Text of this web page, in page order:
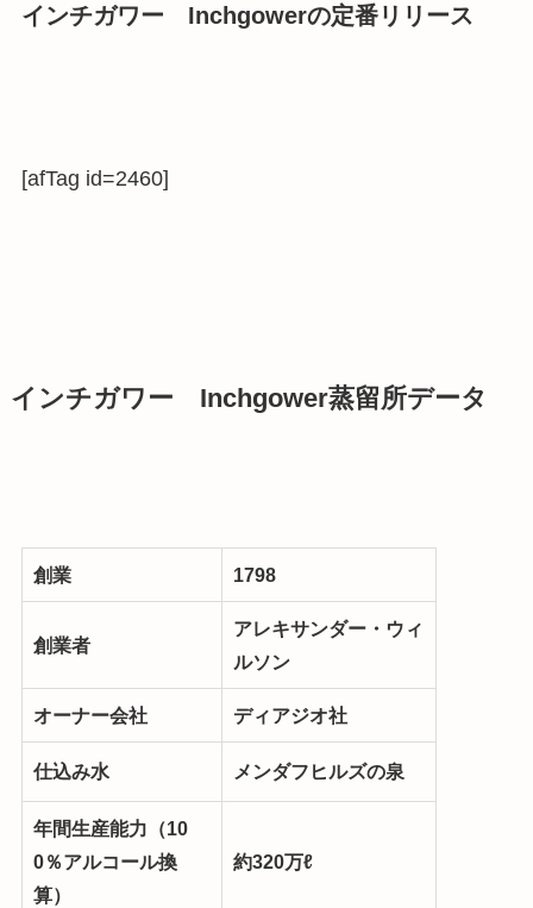
インチガワー Inchgowerの定番リリース
[afTag id=2460]
インチガワー Inchgower蒸留所データ
創業 1798
創業者
アレキサンダー・ウィ
ルソン
オーナー会社 ディアジオ社
仕込み水 メンダフヒルズの泉
年間生産能力（10
0％アルコール換
算）
約320万ℓ